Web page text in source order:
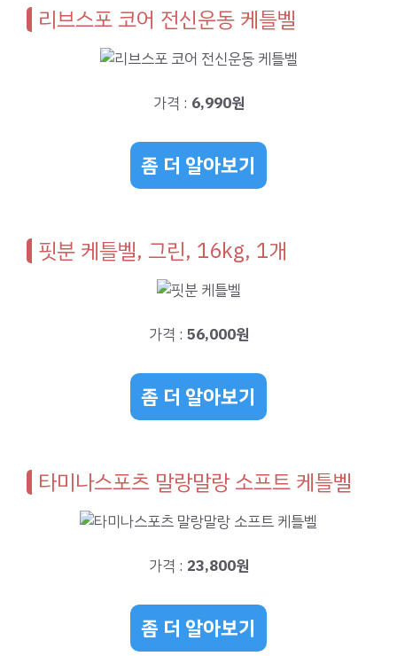
리브스포 코어 전신운동 케틀벨
가격 : 6,990원
좀 더 알아보기
핏분 케틀벨, 그린, 16kg, 1개
가격 : 56,000원
좀 더 알아보기
타미나스포츠 말랑말랑 소프트 케틀벨
가격 : 23,800원
좀 더 알아보기